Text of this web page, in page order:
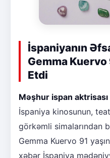
İspaniyanın
Gemma Kuervo
Etdi
Məşhur ispan
İspaniya kinosunun,
görkəmli simalarından
Gemma Kuervo 91
xəbər İspaniya